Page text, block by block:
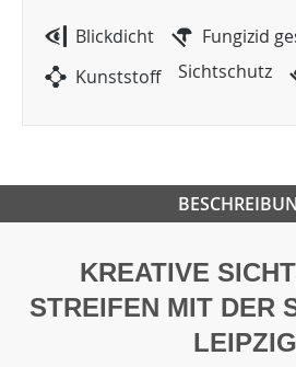
Blickdicht
Fungizid
Kunststoff
Sichtschutz
KREATIVE
STREIFEN MIT DER
LEIPZIG